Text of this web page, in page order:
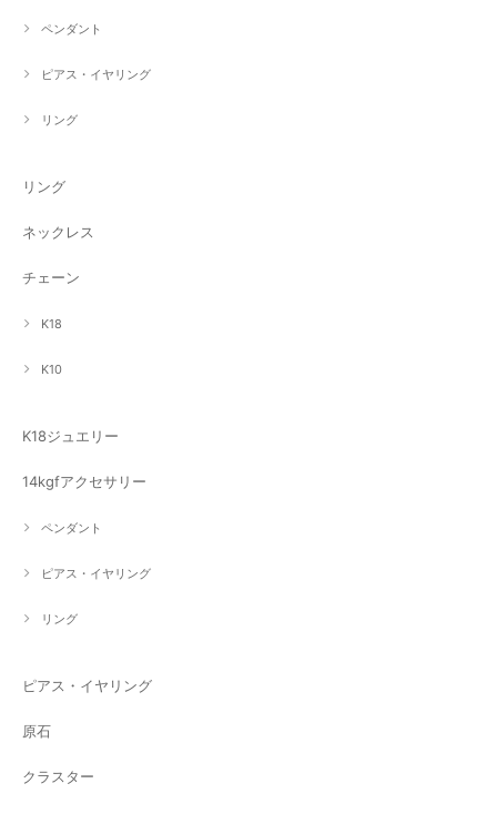
ペンダント
ピアス・イヤリング
リング
リング
ネックレス
チェーン
K18
K10
K18ジュエリー
14kgfアクセサリー
ペンダント
ピアス・イヤリング
リング
ピアス・イヤリング
原石
クラスター